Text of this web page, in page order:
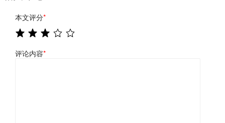
本文评分*
评论内容*